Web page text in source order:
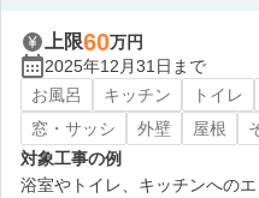
上限60万円
2025年12月31日まで
お風呂
キッチン トイレ
窓・サッシ
外壁 屋根
対象工事の例
浴室やトイレ、キッチンへの